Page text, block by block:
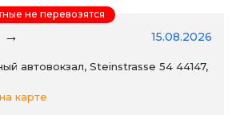
→ 15.08.2026
автовокзал, Steinstrasse 54 44147,
карте
не перевозятся